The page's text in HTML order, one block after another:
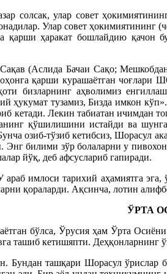
солсак, улар совет
Улар совет
қарши ҳаракат бошлайдию
(Аслида Бачаи Сақо;
қарши курашаётган
бизларнинг аҳволимиз
ҳукумат тузамиз, Бизда имкон
кетади. Лекин табиатан ичимдан
қўшилишини истайди ва
озиб-тўзиб кетибсиз, Шорасул
билими зўр болаларни у
йўқ, деб афсуслариб гапиради.
имлоси тарихий аҳамиятга эга,
қораларди. Ақсинча, лотин
ЎРТА
бўлса, Ўрусия ҳам Ўрта
ташиб кетишяпти. Деҳқонларнинг
Бундан ташқари Шорасул ўрислар